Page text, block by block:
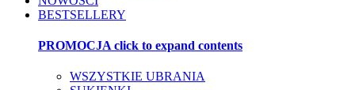
BESTSELLERY
PROMOCJA click to expand contents
WSZYSTKIE UBRANIA